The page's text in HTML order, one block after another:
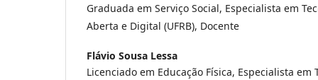
Graduada em Serviço Social, Especialista em
Aberta e Digital (UFRB), Docente
Flávio Sousa Lessa
Licenciado em Educação Física, Especialista em